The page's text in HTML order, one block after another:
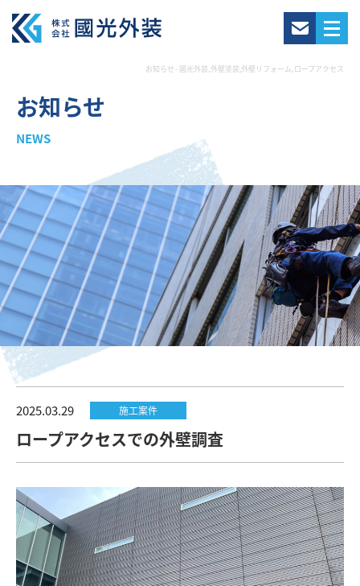
お知らせ - 國光外装,外壁塗装,外壁リフォーム,ロープアクセス
お知らせ
NEWS
2025.03.29 施工案件
ロープアクセスでの外壁調査